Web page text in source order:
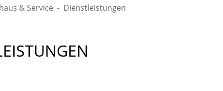
& Service Dienstleistungen